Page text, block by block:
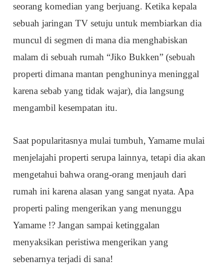
seorang komedian yang berjuang. Ketika kepala
sebuah jaringan TV setuju untuk membiarkan dia
muncul di segmen di mana dia menghabiskan
malam di sebuah rumah “Jiko Bukken” (sebuah
properti dimana mantan penghuninya meninggal
karena sebab yang tidak wajar), dia langsung
mengambil kesempatan itu.
Saat popularitasnya mulai tumbuh, Yamame mulai
menjelajahi properti serupa lainnya, tetapi dia akan
mengetahui bahwa orang-orang menjauh dari
rumah ini karena alasan yang sangat nyata. Apa
properti paling mengerikan yang menunggu
Yamame !? Jangan sampai ketinggalan
menyaksikan peristiwa mengerikan yang
sebenarnya terjadi di sana!